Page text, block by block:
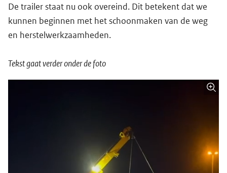
De trailer staat nu ook overeind. Dit betekent dat we
kunnen beginnen met het schoonmaken van de weg
en herstelwerkzaamheden.
Tekst gaat verder onder de foto